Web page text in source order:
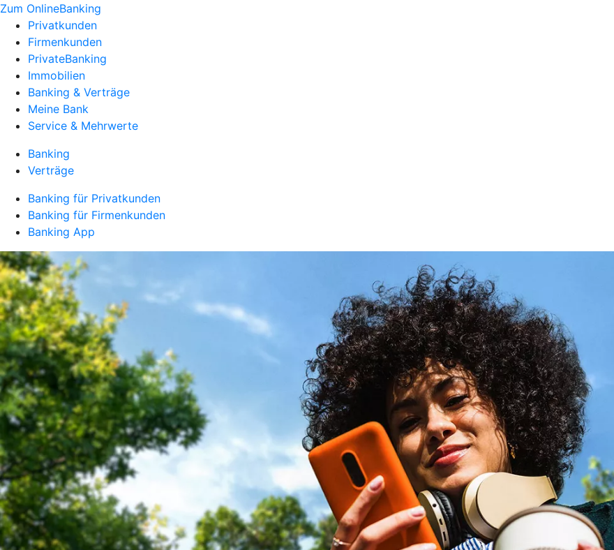
Zum OnlineBanking
Privatkunden
Firmenkunden
PrivateBanking
Immobilien
Banking & Verträge
Meine Bank
Service & Mehrwerte
Banking
Verträge
Banking für Privatkunden
Banking für Firmenkunden
Banking App